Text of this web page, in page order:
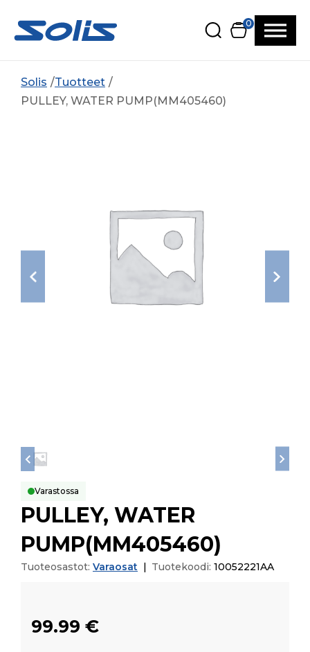
0
Solis
Tuotteet
PULLEY, WATER PUMP(MM405460)
Varastossa
PULLEY, WATER
PUMP(MM405460)
Tuoteosastot: Varaosat Tuotekoodi: 10052221AA
99.99 €